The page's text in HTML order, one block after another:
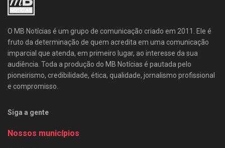
O MB Notícias é um grupo de comunicação criado em 2011. Ele é
fruto da determinação de quem acredita em uma comunicação
imparcial que atenda, em primeiro lugar, ao interesse da sua
audiência. Toda a produção do MB Notícias é pautada pelo
pioneirismo, credibilidade, ética, qualidade, jornalismo profissional
e compromisso.
Siga a gente
Nossos municípios